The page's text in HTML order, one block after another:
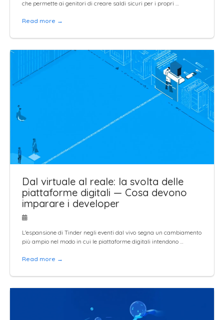
che permette ai genitori di creare saldi sicuri per i propri …
Read more →
Dal virtuale al reale: la svolta delle
piattaforme digitali — Cosa devono
imparare i developer
L'espansione di Tinder negli eventi dal vivo segna un cambiamento
più ampio nel modo in cui le piattaforme digitali intendono …
Read more →